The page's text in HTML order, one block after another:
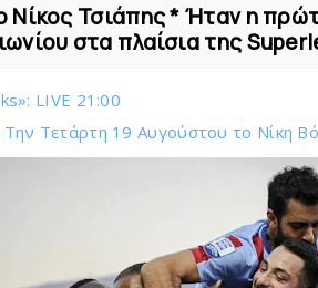
Νίκος Τσιάπης * Ήταν η
στα πλαίσια της
LIVE 21:00
Τετάρτη 19 Αυγούστου το Νίκη